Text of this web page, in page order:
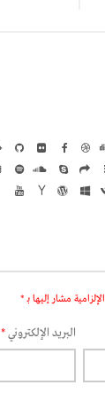
مشار إليها بـ *
البريد الإلكتروني*